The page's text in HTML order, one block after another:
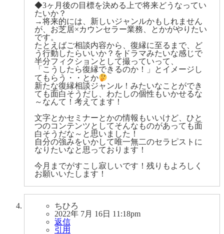
◆3ヶ月後の目標を決める上で将来どうなってい
たいか？
→将来的には、新しいジャンルかもしれません
が、お芝居×カウンセラー業務、とかがやりたい
です。
たとえばご相談内容から、復縁に至るまで、ど
う行動したらいいか？をドラマみたいな感じで
半分フィクションとして撮っていって、
「こうしたら復縁できるのか！」とイメージし
てもらう・・とか
新たな復縁相談ジャンル！みたいなことができ
ても面白そうだし、わたしの個性もいかせるな
～なんて！考えてます！
文字とかセミナーとかの情報もいいけど、ひと
つのコンテンツとしてそんなものがあっても面
白そうだな～と思いました！
自分の強みをいかして唯一無二のセラピストに
なりたいなと思っております！
今月までがすこし寂しいです！残りもよろしく
お願いいたします！
ちひろ
2022年 7月 16日 11:18pm
返信
引用